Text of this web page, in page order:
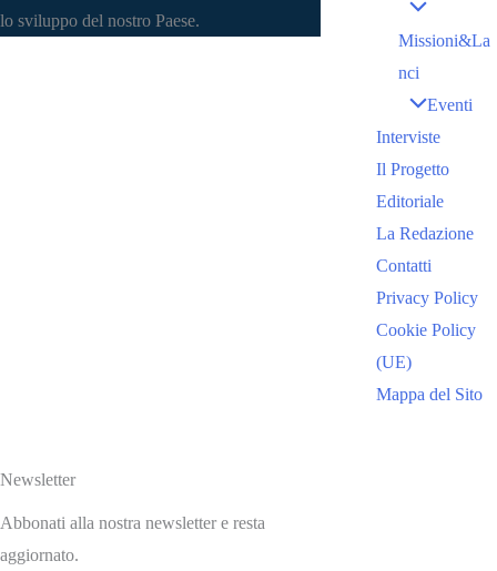
lo sviluppo del nostro Paese.
Missioni&La
nci
Eventi
Interviste
Il Progetto
Editoriale
La Redazione
Contatti
Privacy Policy
Cookie Policy
(UE)
Mappa del Sito
Newsletter
Abbonati alla nostra newsletter e resta
aggiornato.